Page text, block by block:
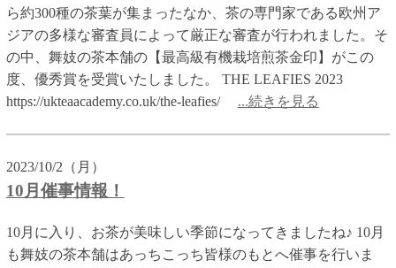
ら約300種の茶葉が集まったなか、茶の専門家である欧州ア
ジアの多様な審査員によって厳正な審査が行われました。そ
の中、舞妓の茶本舗の【最高級有機栽培煎茶金印】がこの
度、優秀賞を受賞いたしました。 THE LEAFIES 2023
https://ukteaacademy.co.uk/the-leafies/ ...続きを見る
2023/10/2（月）
10月催事情報！
10月に入り、お茶が美味しい季節になってきましたね♪ 10月
も舞妓の茶本舗はあっちこっち皆様のもとへ催事を行いま